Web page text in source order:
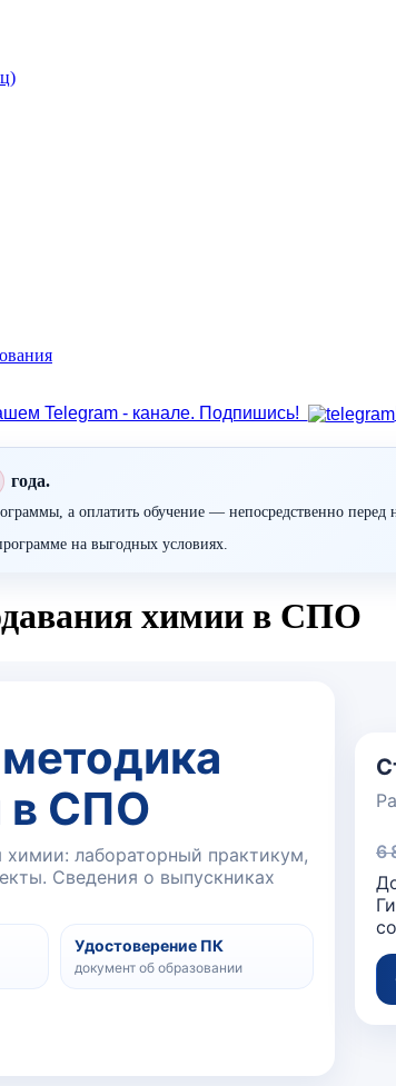
Telegram - канале. Подпишись!
года.
а оплатить обучение — непосредственно перед
на выгодных условиях.
химии в СПО
в СПО
химии: лабораторный практикум,
Сведения о выпускниках
Удостоверение ПК
документ об образовании
6